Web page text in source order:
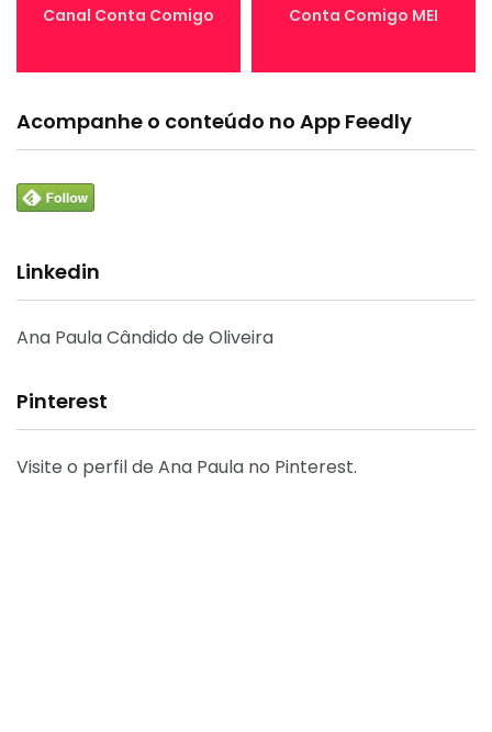
Canal Conta Comigo Conta Comigo MEI
Acompanhe o conteúdo no App Feedly
Linkedin
Ana Paula Cândido de Oliveira
Pinterest
Visite o perfil de Ana Paula no Pinterest.